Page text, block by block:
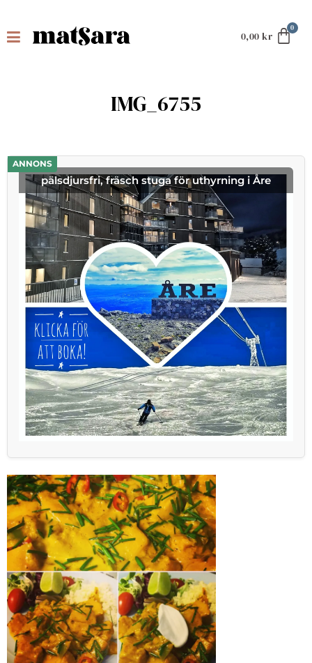
0,00 kr
IMG_6755
ANNONS
pälsdjursfri, fräsch stuga för uthyrning i Åre